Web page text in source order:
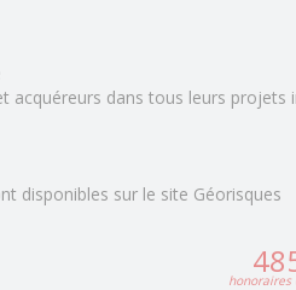
acquéreurs dans tous leurs projets
disponibles sur le site Géorisques
honoraires